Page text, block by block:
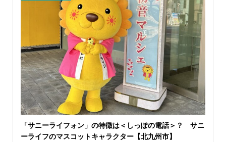
「サニーライフォン」の特徴は＜しっぽの電話＞？ サニ
ーライフのマスコットキャラクター【北九州市】